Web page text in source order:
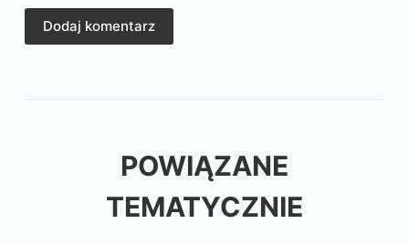
Dodaj komentarz
POWIĄZANE
TEMATYCZNIE